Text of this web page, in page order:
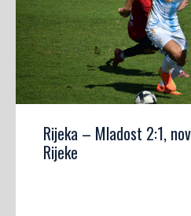
Rijeka – Mladost 2:1,
Rijeke